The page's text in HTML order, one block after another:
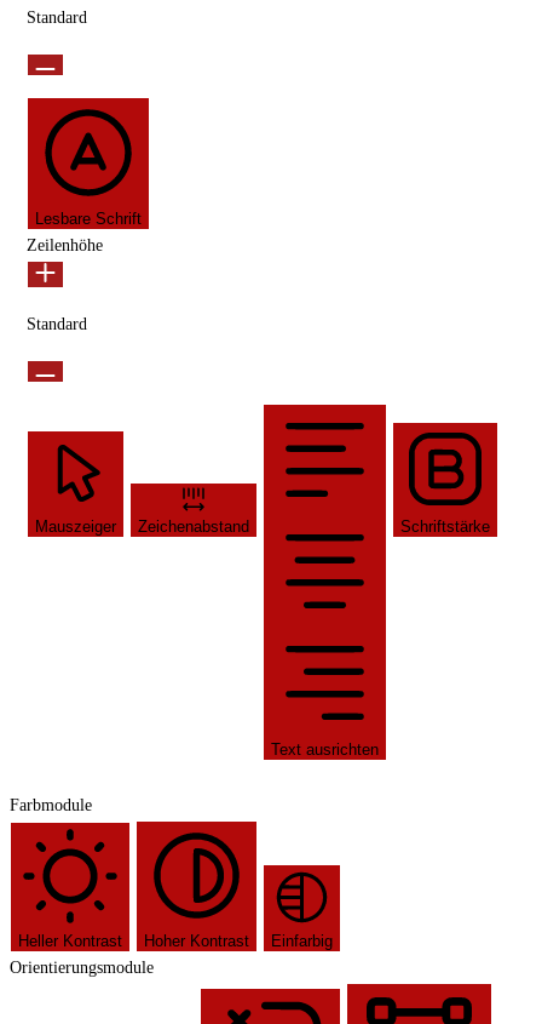
Standard
Lesbare Schrift
Zeilenhöhe
Standard
Mauszeiger Zeichenabstand
Text ausrichten
Schriftstärke
Farbmodule
Heller Kontrast Hoher Kontrast
Einfarbig
Orientierungsmodule